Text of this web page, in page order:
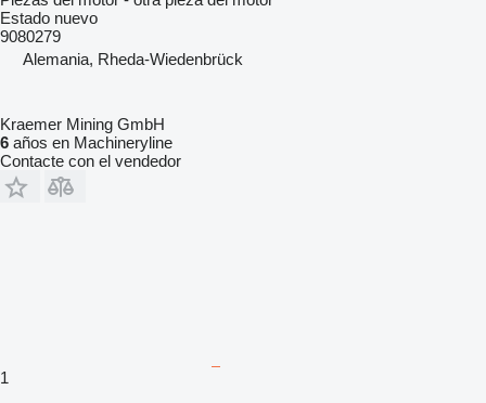
Estado nuevo
9080279
Alemania, Rheda-Wiedenbrück
Kraemer Mining GmbH
6 años en Machineryline
Contacte con el vendedor
1